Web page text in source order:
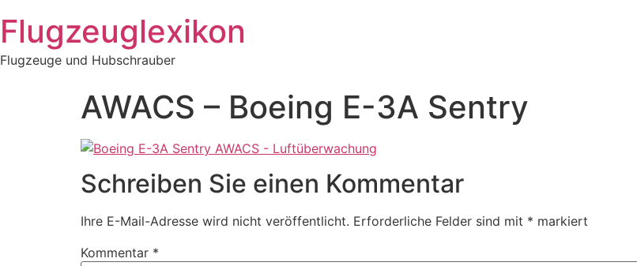
Inhalt
springen
Flugzeuglexikon
Flugzeuge und Hubschrauber
AWACS – Boeing E-3A Sentry
Schreiben Sie einen Kommentar
Ihre E-Mail-Adresse wird nicht veröffentlicht. Erforderliche Felder sind mit * markiert
Kommentar *